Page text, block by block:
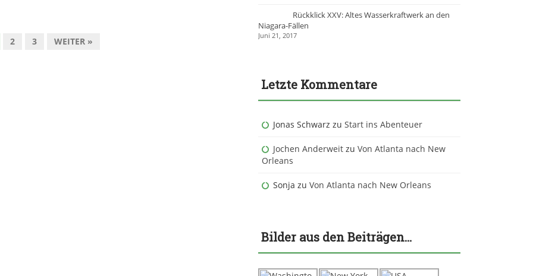
2 3 WEITER »
Rückklick XXV: Altes Wasserkraftwerk an den
Niagara-Fällen
Juni 21, 2017
Letzte Kommentare
Jonas Schwarz zu Start ins Abenteuer
Jochen Anderweit zu Von Atlanta nach New
Orleans
Sonja zu Von Atlanta nach New Orleans
Bilder aus den Beiträgen…